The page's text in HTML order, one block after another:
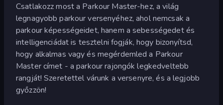
Csatlakozz most a Parkour Master-hez, a világ
legnagyobb parkour versenyéhez, ahol nemcsak a
parkour képességeidet, hanem a sebességedet és
intelligenciádat is tesztelni fogják, hogy bizonyítsd,
hogy alkalmas vagy és megérdemled a Parkour
Master címet - a parkour rajongók legkedveltebb
rangját! Szeretettel várunk a versenyre, és a legjobb
győzzön!